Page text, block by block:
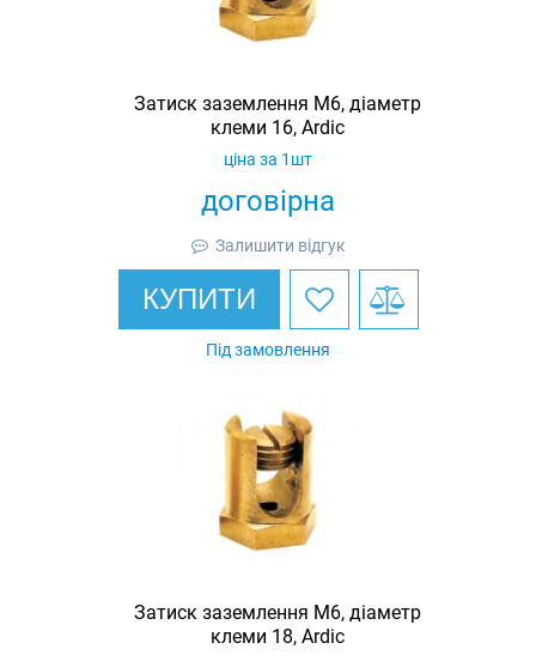
Затиск заземлення M6, діаметр
клеми 16, Ardic
договірна
ціна за 1шт
Залишити відгук
КУПИТИ
Під замовлення
Затиск заземлення M6, діаметр
клеми 18, Ardic